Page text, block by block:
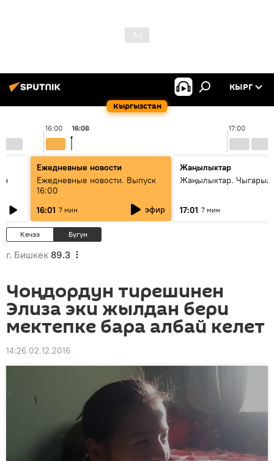
Кыргызстан
КЫРГ
16:00 17:00
16:08
Ежедневные новости
Ежедневные новости. Выпуск
16:00
16:01 7 мин эфир
Жаңылыктар
Жаңылыктар.
17:01 7 мин
Кечээ Бүгүн
г. Бишкек 89.3
Чоңдордун тирешинен
Элиза эки жылдан бери
мектепке бара албай келет
14:26 02.12.2016